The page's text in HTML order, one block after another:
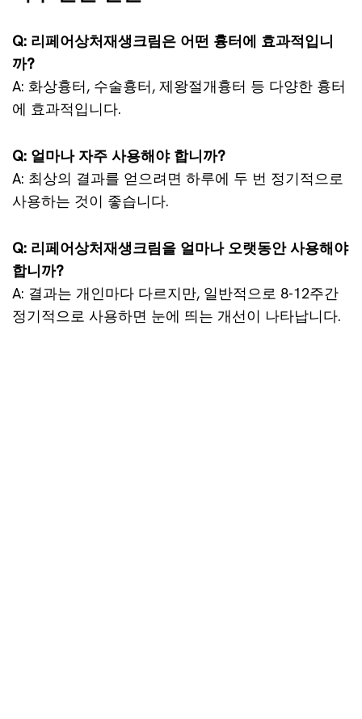
Q: 리페어상처재생크림은 어떤 흉터에 효과적입니
까?
A: 화상흉터, 수술흉터, 제왕절개흉터 등 다양한 흉터
에 효과적입니다.
Q: 얼마나 자주 사용해야 합니까?
A: 최상의 결과를 얻으려면 하루에 두 번 정기적으로
사용하는 것이 좋습니다.
Q: 리페어상처재생크림을 얼마나 오랫동안 사용해야
합니까?
A: 결과는 개인마다 다르지만, 일반적으로 8-12주간
정기적으로 사용하면 눈에 띄는 개선이 나타납니다.